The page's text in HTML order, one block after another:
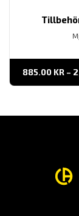
885.00 KR –